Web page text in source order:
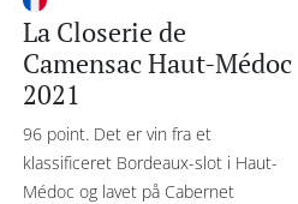
La Closerie de
Camensac Haut-Médoc
2021
96 point. Det er vin fra et
klassificeret Bordeaux-slot i Haut-
Médoc og lavet på Cabernet